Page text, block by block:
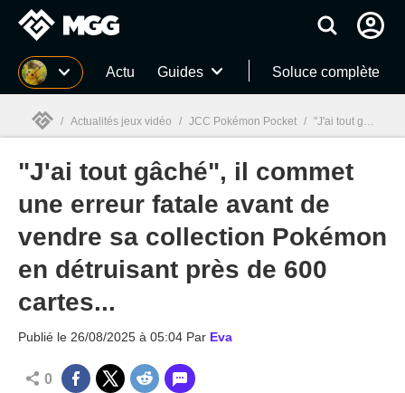
MGG Actu Guides Soluce complète
MGG
/ Actualités jeux vidéo / JCC Pokémon Pocket / "J'ai tout gâché", il commet une erreur fatale avant de vendre sa collection Pokémon en détruisant près de 600 cartes...
"J'ai tout gâché", il commet
une erreur fatale avant de
vendre sa collection Pokémon
en détruisant près de 600
cartes...
Publié le 26/08/2025 à 05:04 Par Eva
0